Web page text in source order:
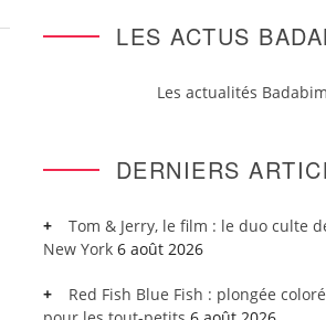
LES ACTUS
Les actualités Badabim
DERNIERS
Tom & Jerry, le film : le duo culte
New York 6 août 2026
Red Fish Blue Fish : plongée